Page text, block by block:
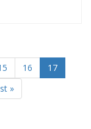
16
17
»